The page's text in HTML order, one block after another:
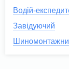
Водій-
Завідуючий